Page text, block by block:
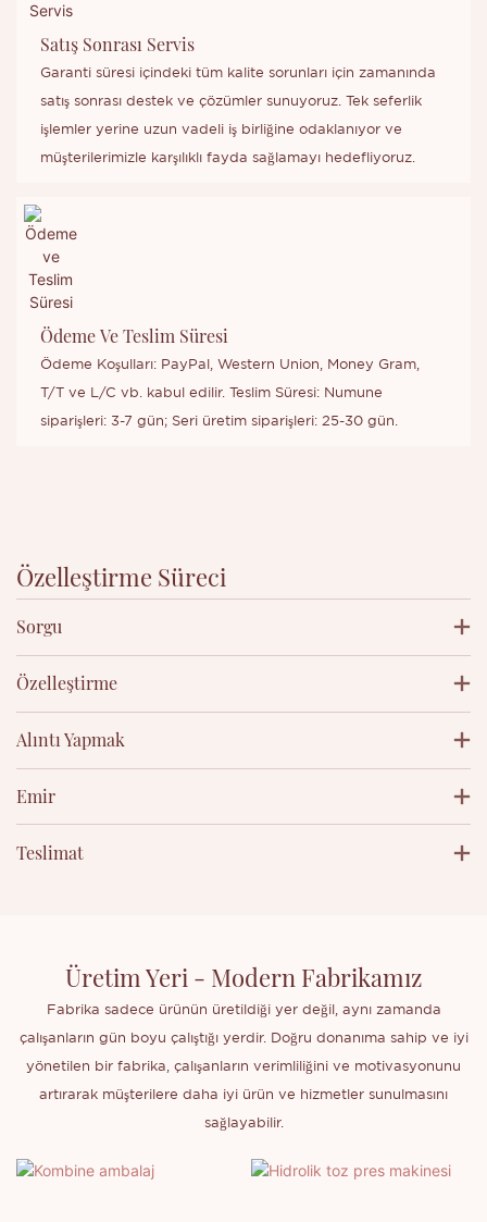
Satış Sonrası Servis
Garanti süresi içindeki tüm kalite sorunları için zamanında
satış sonrası destek ve çözümler sunuyoruz. Tek seferlik
işlemler yerine uzun vadeli iş birliğine odaklanıyor ve
müşterilerimizle karşılıklı fayda sağlamayı hedefliyoruz.
Ödeme Ve Teslim Süresi
Ödeme Koşulları: PayPal, Western Union, Money Gram,
T/T ve L/C vb. kabul edilir. Teslim Süresi: Numune
siparişleri: 3-7 gün; Seri üretim siparişleri: 25-30 gün.
Özelleştirme Süreci
Sorgu
Özelleştirme
Alıntı Yapmak
Emir
Teslimat
Üretim Yeri - Modern Fabrikamız
Fabrika sadece ürünün üretildiği yer değil, aynı zamanda
çalışanların gün boyu çalıştığı yerdir. Doğru donanıma sahip ve iyi
yönetilen bir fabrika, çalışanların verimliliğini ve motivasyonunu
artırarak müşterilere daha iyi ürün ve hizmetler sunulmasını
sağlayabilir.